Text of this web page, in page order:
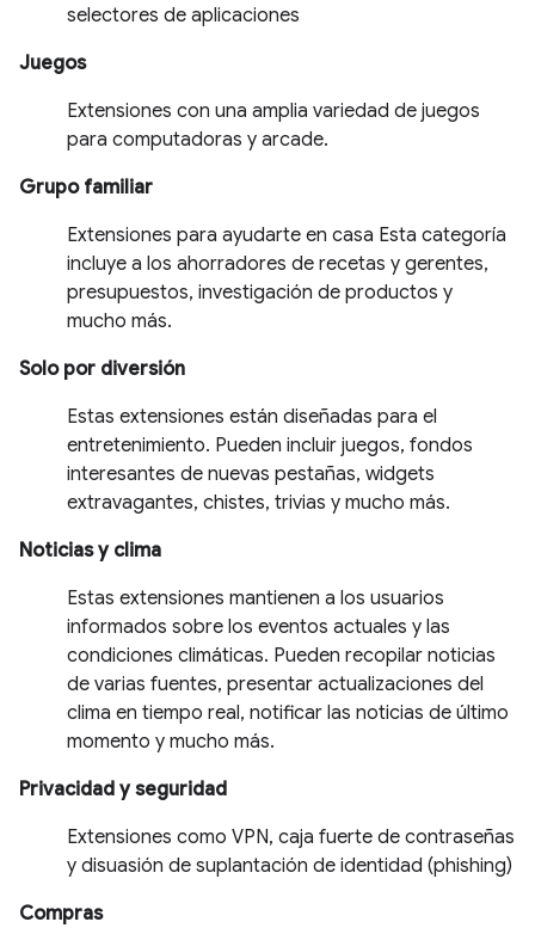
selectores de aplicaciones
Juegos
Extensiones con una amplia variedad de juegos
para computadoras y arcade.
Grupo familiar
Extensiones para ayudarte en casa Esta categoría
incluye a los ahorradores de recetas y gerentes,
presupuestos, investigación de productos y
mucho más.
Solo por diversión
Estas extensiones están diseñadas para el
entretenimiento. Pueden incluir juegos, fondos
interesantes de nuevas pestañas, widgets
extravagantes, chistes, trivias y mucho más.
Noticias y clima
Estas extensiones mantienen a los usuarios
informados sobre los eventos actuales y las
condiciones climáticas. Pueden recopilar noticias
de varias fuentes, presentar actualizaciones del
clima en tiempo real, notificar las noticias de último
momento y mucho más.
Privacidad y seguridad
Extensiones como VPN, caja fuerte de contraseñas
y disuasión de suplantación de identidad (phishing)
Compras